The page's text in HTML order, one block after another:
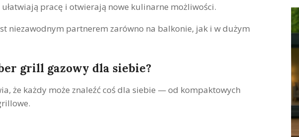
ułatwiają pracę i otwierają nowe kulinarne możliwości.
niezawodnym partnerem zarówno na balkonie, jak i w dużym
grill gazowy dla siebie?
że każdy może znaleźć coś dla siebie — od kompaktowych